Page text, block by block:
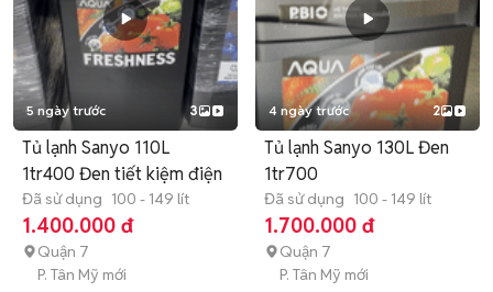
5 ngày trước 3
Tủ lạnh Sanyo 110L
1tr400 Đen tiết kiệm điện
Đã sử dụng 100 - 149 lít
1.400.000 đ
Quận 7
P. Tân Mỹ mới
4 ngày trước 2
Tủ lạnh Sanyo 130L Đen
1tr700
Đã sử dụng 100 - 149 lít
1.700.000 đ
Quận 7
P. Tân Mỹ mới